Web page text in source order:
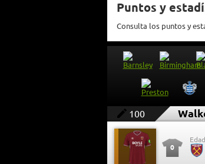
Puntos y
Consulta los puntos y
100
0